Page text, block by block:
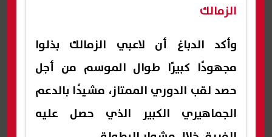
الزمالك
وأكد الدباغ أن لاعبي الزمالك بذلوا
مجهودًا كبيرًا طوال الموسم من أجل
حصد لقب الدوري الممتاز، مشيدًا بالدعم
الجماهيري الكبير الذي حصل عليه